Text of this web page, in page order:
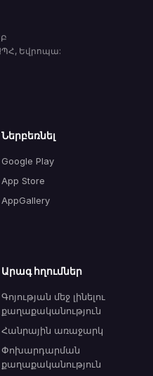
Եվրոպա:
Ներբեռնել
Google Play
App Store
AppGallery
Արագ հղումներ
Գոյության մեջ լինելու
քաղաքականություն
Հանրային առաջարկ
Փոխարդարման
քաղաքականություն